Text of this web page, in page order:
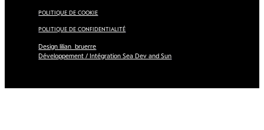
POLITIQUE DE COOKIE
POLITIQUE DE CONFIDENTIALITÉ
Design lilian_bruerre
Développement / Intégration Sea Dev and Sun